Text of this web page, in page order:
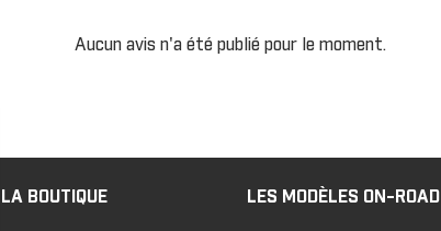
Aucun avis n'a été publié pour le moment.
LA BOUTIQUE LES MODÈLES ON-ROAD